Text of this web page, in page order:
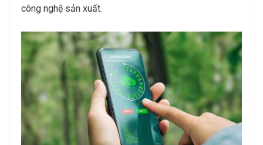
công nghệ sản xuất.